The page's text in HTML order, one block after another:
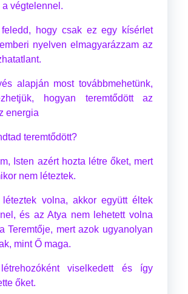
a végtelennel.
hogy csak ez egy kísérlet
nyelven elmagyarázzam az
alapján most továbbmehetünk,
hogyan teremtődött az
energia
teremtődött?
Isten azért hozta létre őket, mert
nem léteztek.
léteztek volna, akkor együtt éltek
és az Atya nem lehetett volna
Teremtője, mert azok ugyanolyan
mint Ő maga.
viselkedett és így
őket.